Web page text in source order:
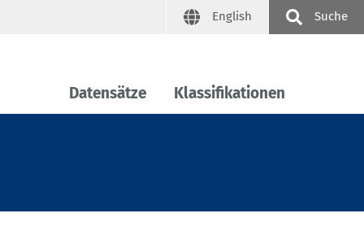
English Suche
Datensätze Klassifikationen